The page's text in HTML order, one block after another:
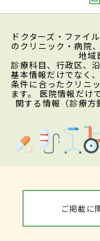
ドクターズ・ファイ
のクリニック・病院
地域
診療科目、行政区、
基本情報だけでなく
条件に合ったクリニ
ます。 医院情報だけ
関する情報（診療方
ご掲載に